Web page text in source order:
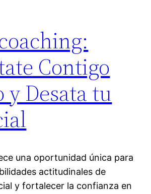
Contigo
y Desata tu
una oportunidad única para
actitudinales de
y fortalecer la confianza en